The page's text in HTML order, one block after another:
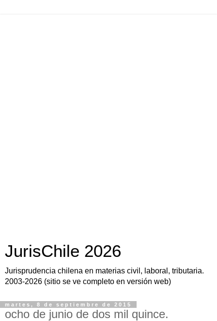
JurisChile 2026
Jurisprudencia chilena en materias civil, laboral, tributaria.
2003-2026 (sitio se ve completo en versión web)
martes, 8 de septiembre de 2015
ocho de junio de dos mil quince.